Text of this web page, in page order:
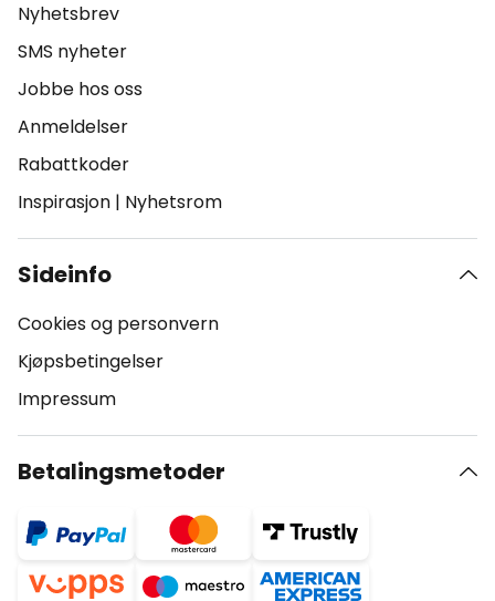
Nyhetsbrev
SMS nyheter
Jobbe hos oss
Anmeldelser
Rabattkoder
Inspirasjon | Nyhetsrom
Sideinfo
Cookies og personvern
Kjøpsbetingelser
Impressum
Betalingsmetoder